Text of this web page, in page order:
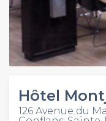
Hôtel
126 Avenue du